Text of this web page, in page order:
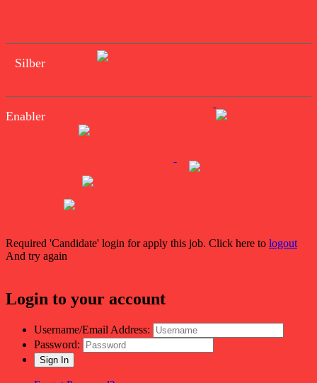
Silber
Enabler
Required 'Candidate' login for apply this job. Click here to logout
And try again
Login to your account
Username/Email Address:
Password: